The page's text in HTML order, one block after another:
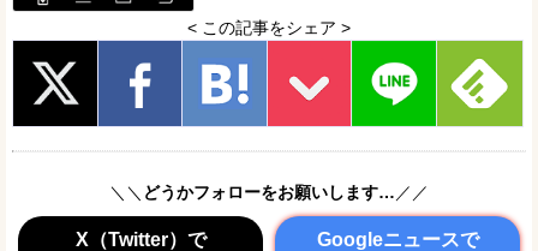
< この記事をシェア >
＼＼ どうかフォローをお願いします… ／／
X（Twitter）で
Googleニュースで